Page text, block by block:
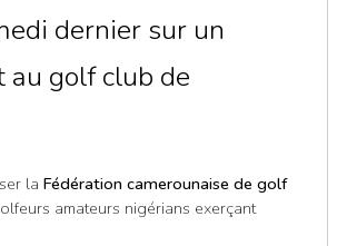
dernier sur un
au golf club de
la Fédération camerounaise de golf
amateurs nigérians exerçant